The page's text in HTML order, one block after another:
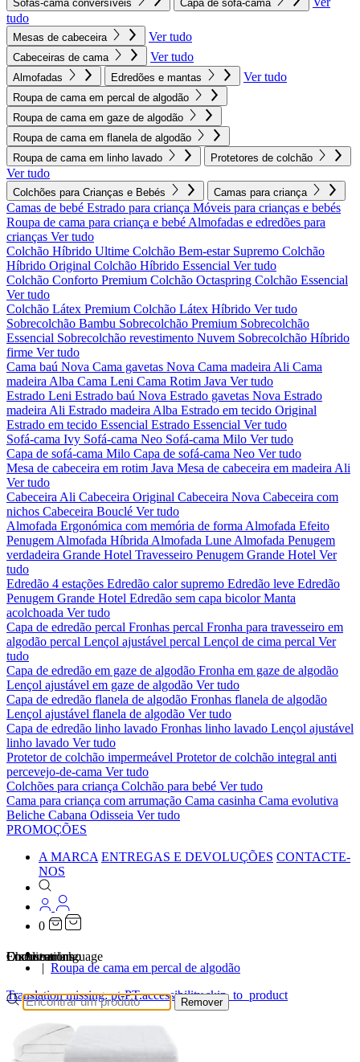
Sofás-cama conversíveis Capa de sofá-cama
tudo
Mesas de cabeceira Ver tudo
Cabeceiras de cama Ver tudo
Almofadas Edredões e mantas Ver tudo
Roupa de cama em percal de algodão
Roupa de cama em gaze de algodão
Roupa de cama em flanela de algodão
Roupa de cama em linho lavado
Protetores de colchão
Ver tudo
Colchões para Crianças e Bebés Camas para criança
Camas de bebé Estrado para criança Móveis para crianças e bebés
Roupa de cama para criança e bebé Almofadas e edredões para
crianças Ver tudo
Colchão Híbrido Ultime Colchão Bem-estar Supremo Colchão
Híbrido Original Colchão Híbrido Essencial Ver tudo
Colchão Conforto Premium Colchão Octaspring Colchão Essencial
Ver tudo
Colchão Látex Premium Colchão Látex Híbrido Ver tudo
Sobrecolchão Bambu Sobrecolchão Premium Sobrecolchão
Essencial Sobrecolchão revestimento Nuvem Sobrecolchão Híbrido
firme Ver tudo
Cama baú Nova Cama gavetas Nova Cama madeira Ali Cama
madeira Alba Cama Leni Cama Rotim Java Ver tudo
Estrado Leni Estrado baú Nova Estrado gavetas Nova Estrado
madeira Ali Estrado madeira Alba Estrado em tecido Original
Estrado em tecido Essencial Estrado Essencial Ver tudo
Sofá-cama Ivy Sofá-cama Neo Sofá-cama Milo Ver tudo
Capa de sofá-cama Milo Capa de sofá-cama Neo Ver tudo
Mesa de cabeceira em rotim Java Mesa de cabeceira em madeira Ali
Ver tudo
Cabeceira Ali Cabeceira Original Cabeceira Nova Cabeceira com
nichos Cabeceira Bouclé Ver tudo
Almofada Ergonómica com memória de forma Almofada Efeito
Penugem Almofada Híbrida Almofada Lune Almofada Penugem
verdadeira Grande Hotel Travesseiro Penugem Grande Hotel Ver
tudo
Edredão 4 estações Edredão calor supremo Edredão leve Edredão
Penugem Grande Hotel Edredão sem capa bicolorManta
acolchoada Ver tudo
Capa de edredão percal Fronhas percal Fronha para travesseiro em
algodão percal Lençol ajustável percal Lençol de cima percal Ver
tudo
Capa de edredão em gaze de algodão Fronha em gaze de algodão
Lençol ajustável em gaze de algodão Ver tudo
Capa de edredão flanela de algodão Fronhas flanela de algodão
Lençol ajustável flanela de algodão Ver tudo
Capa de edredão linho lavado Fronhas linho lavado Lençol ajustável
linho lavado Ver tudo
Protetor de colchão impermeável Protetor de colchão integral anti
percevejo-de-cama Ver tudo
Colchões para criança Colchão para bebé Ver tudo
Cama para criança com arrumação Cama casinha Cama evolutiva
Beliche Cabana Odisseia Ver tudo
PROMOÇÕES
A MARCA ENTREGAS E DEVOLUÇÕES CONTACTE-
NOS
0
Localizations
Choose a language
Encontrar
Remover
O seu carrinho
…
Roupa de cama em percal de algodão
Translation missing: pt-PT.accessibility.skip_to_product